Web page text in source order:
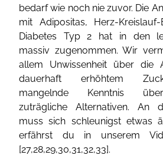
bedarf wie noch nie zuvor. Die
mit Adipositas, Herz-
Diabetes Typ 2 hat in den
massiv zugenommen. Wir
allem Unwissenheit über die
dauerhaft erhöhtem
mangelnde Kenntnis
zuträgliche Alternativen. An
muss sich schleunigst etwas
erfährst du in unserem
[27,28,29,30,31,32,33].